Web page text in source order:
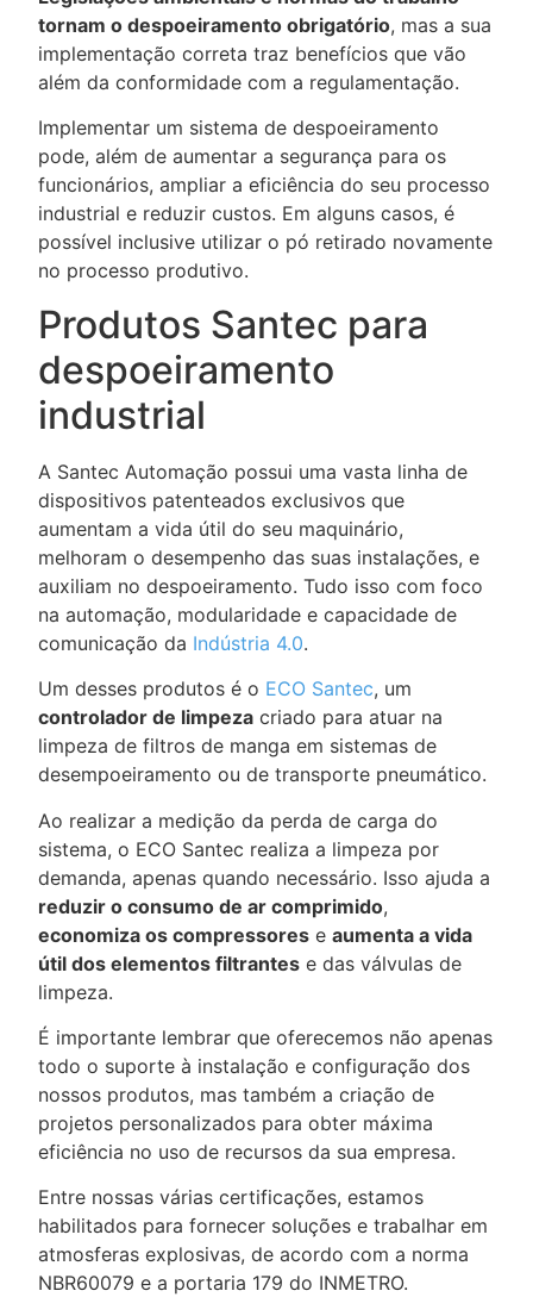
tornam o despoeiramento obrigatório, mas a sua
implementação correta traz benefícios que vão
além da conformidade com a regulamentação.
Implementar um sistema de despoeiramento
pode, além de aumentar a segurança para os
funcionários, ampliar a eficiência do seu processo
industrial e reduzir custos. Em alguns casos, é
possível inclusive utilizar o pó retirado novamente
no processo produtivo.
Produtos Santec para
despoeiramento
industrial
A Santec Automação possui uma vasta linha de
dispositivos patenteados exclusivos que
aumentam a vida útil do seu maquinário,
melhoram o desempenho das suas instalações, e
auxiliam no despoeiramento. Tudo isso com foco
na automação, modularidade e capacidade de
comunicação da Indústria 4.0.
Um desses produtos é o ECO Santec, um
controlador de limpeza criado para atuar na
limpeza de filtros de manga em sistemas de
desempoeiramento ou de transporte pneumático.
Ao realizar a medição da perda de carga do
sistema, o ECO Santec realiza a limpeza por
demanda, apenas quando necessário. Isso ajuda a
reduzir o consumo de ar comprimido,
economiza os compressores e aumenta a vida
útil dos elementos filtrantes e das válvulas de
limpeza.
É importante lembrar que oferecemos não apenas
todo o suporte à instalação e configuração dos
nossos produtos, mas também a criação de
projetos personalizados para obter máxima
eficiência no uso de recursos da sua empresa.
Entre nossas várias certificações, estamos
habilitados para fornecer soluções e trabalhar em
atmosferas explosivas, de acordo com a norma
NBR60079 e a portaria 179 do INMETRO.